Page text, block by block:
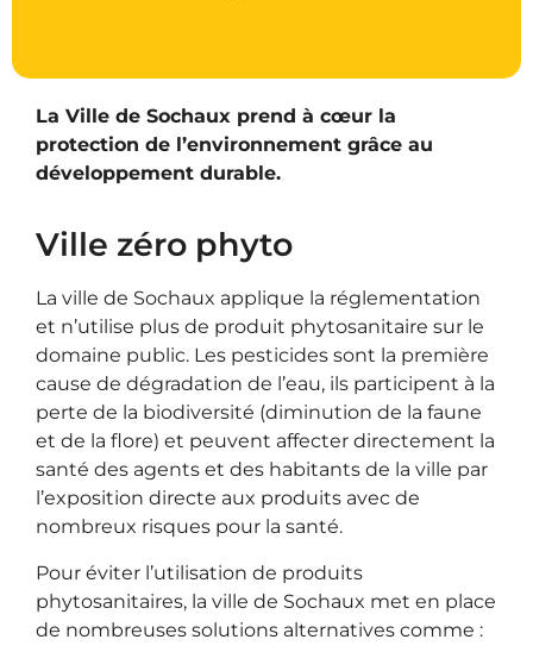
La Ville de Sochaux prend à cœur la
protection de l’environnement grâce au
développement durable.
Ville zéro phyto
La ville de Sochaux applique la réglementation
et n’utilise plus de produit phytosanitaire sur le
domaine public. Les pesticides sont la première
cause de dégradation de l’eau, ils participent à la
perte de la biodiversité (diminution de la faune
et de la flore) et peuvent affecter directement la
santé des agents et des habitants de la ville par
l’exposition directe aux produits avec de
nombreux risques pour la santé.
Pour éviter l’utilisation de produits
phytosanitaires, la ville de Sochaux met en place
de nombreuses solutions alternatives comme :